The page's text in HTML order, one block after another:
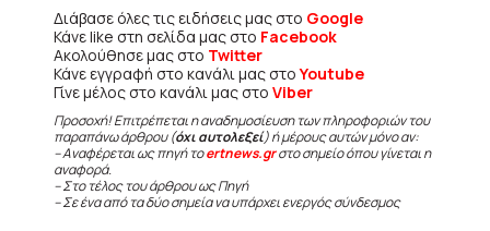
Διάβασε όλες τις ειδήσεις μας στο Google
Κάνε like στη σελίδα μας στο Facebook
Ακολούθησε μας στο Twitter
Κάνε εγγραφή στο κανάλι μας στοYoutube
Γίνε μέλος στο κανάλι μας στο Viber
Προσοχή! Επιτρέπεται η αναδημοσίευση των πληροφοριών του
παραπάνω άρθρου (όχι αυτολεξεί) ή μέρους αυτών μόνο αν:
– Αναφέρεται ως πηγή τοertnews.grστο σημείο όπου γίνεται η
αναφορά.
– Στο τέλος του άρθρου ως Πηγή
– Σε ένα από τα δύο σημεία να υπάρχει ενεργός σύνδεσμος